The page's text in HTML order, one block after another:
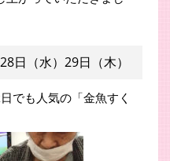
日（水）29日（木）
でも人気の「金魚すく